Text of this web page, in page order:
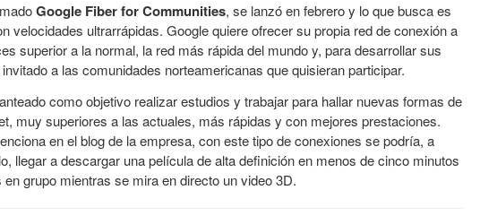
Google Fiber for Communities, se lanzó en febrero y lo que busca es
velocidades ultrarrápidas. Google quiere ofrecer su propia red de conexión a
superior a la normal, la red más rápida del mundo y, para desarrollar sus
a las comunidades norteamericanas que quisieran participar.
como objetivo realizar estudios y trabajar para hallar nuevas formas de
muy superiores a las actuales, más rápidas y con mejores prestaciones.
en el blog de la empresa, con este tipo de conexiones se podría, a
llegar a descargar una película de alta definición en menos de cinco minutos
grupo mientras se mira en directo un video 3D.